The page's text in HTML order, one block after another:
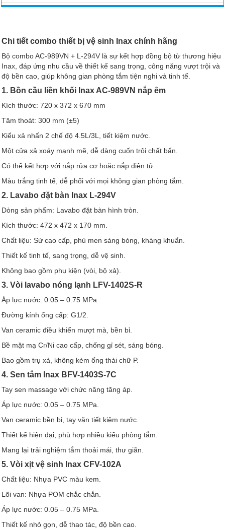
Chi tiết combo thiết bị vệ sinh Inax chính hãng
Bộ combo AC-989VN + L-294V là sự kết hợp đồng bộ từ thương hiệu
Inax, đáp ứng nhu cầu về thiết kế sang trọng, công năng vượt trội và
độ bền cao, giúp không gian phòng tắm tiện nghi và tinh tế.
1. Bồn cầu liền khối Inax AC-989VN nắp êm
Kích thước: 720 x 372 x 670 mm
Tâm thoát: 300 mm (±5)
Kiểu xả nhấn 2 chế độ 4.5L/3L, tiết kiệm nước.
Một cửa xả xoáy mạnh mẽ, dễ dàng cuốn trôi chất bẩn.
Có thể kết hợp với nắp rửa cơ hoặc nắp điện tử.
Màu trắng tinh tế, dễ phối với mọi không gian phòng tắm.
2. Lavabo đặt bàn Inax L-294V
Dòng sản phẩm: Lavabo đặt bàn hình tròn.
Kích thước: 472 x 472 x 170 mm.
Chất liệu: Sứ cao cấp, phủ men sáng bóng, kháng khuẩn.
Thiết kế tinh tế, sang trọng, dễ vệ sinh.
Không bao gồm phụ kiện (vòi, bộ xả).
3. Vòi lavabo nóng lạnh LFV-1402S-R
Áp lực nước: 0.05 – 0.75 MPa.
Đường kính ống cấp: G1/2.
Van ceramic điều khiển mượt mà, bền bỉ.
Bề mặt mạ Cr/Ni cao cấp, chống gỉ sét, sáng bóng.
Bao gồm trụ xả, không kèm ống thải chữ P.
4. Sen tắm Inax BFV-1403S-7C
Tay sen massage với chức năng tăng áp.
Áp lực nước: 0.05 – 0.75 MPa.
Van ceramic bền bỉ, tay vặn tiết kiệm nước.
Thiết kế hiện đại, phù hợp nhiều kiểu phòng tắm.
Mang lại trải nghiệm tắm thoải mái, thư giãn.
5. Vòi xịt vệ sinh Inax CFV-102A
Chất liệu: Nhựa PVC màu kem.
Lõi van: Nhựa POM chắc chắn.
Áp lực nước: 0.05 – 0.75 MPa.
Thiết kế nhỏ gọn, dễ thao tác, độ bền cao.